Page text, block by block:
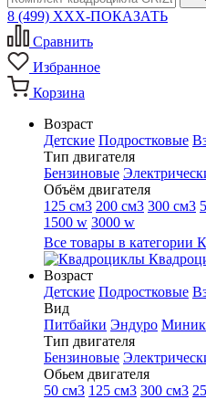
8 (499) XXX-ПОКАЗАТЬ
Сравнить
Избранное
Корзина
Возраст
Детские Подростковые
Тип двигателя
Бензиновые
Объём двигателя
125 см3 200 см3 300 см3
1500 w 3000 w
Все товары в категории
Возраст
Детские Подростковые
Вид
Питбайки Эндуро
Тип двигателя
Бензиновые
Обьем двигателя
50 см3 125 см3 300 см3